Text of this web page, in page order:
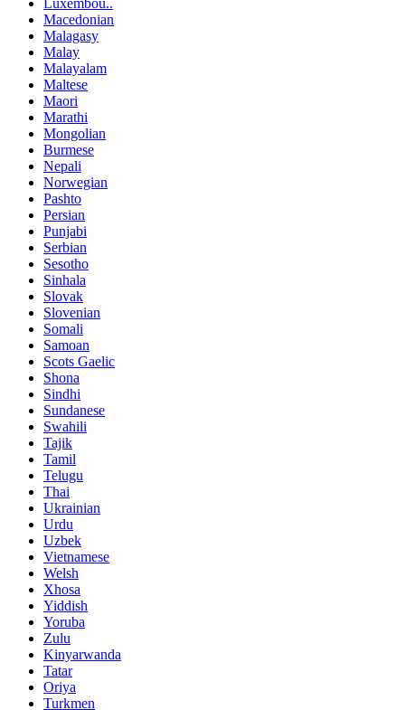
Luxembou..
Macedonian
Malagasy
Malay
Malayalam
Maltese
Maori
Marathi
Mongolian
Burmese
Nepali
Norwegian
Pashto
Persian
Punjabi
Serbian
Sesotho
Sinhala
Slovak
Slovenian
Somali
Samoan
Scots Gaelic
Shona
Sindhi
Sundanese
Swahili
Tajik
Tamil
Telugu
Thai
Ukrainian
Urdu
Uzbek
Vietnamese
Welsh
Xhosa
Yiddish
Yoruba
Zulu
Kinyarwanda
Tatar
Oriya
Turkmen